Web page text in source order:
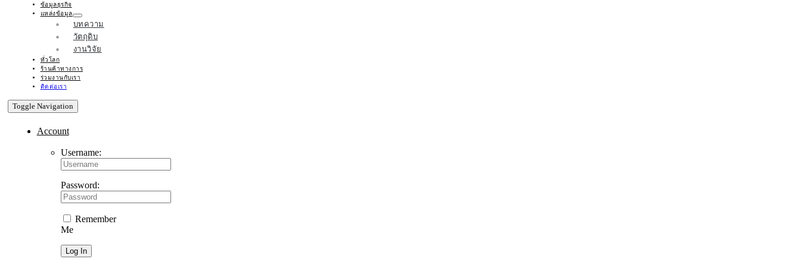
ข้อมูลธุรกิจ
แหล่งข้อมูล
บทความ
วัตถุดิบ
งานวิจัย
ทั่วโลก
ร้านค้าทางการ
ร่วมงานกับเรา
ติดต่อเรา
Toggle Navigation
Account
Username:
Password:
Remember
Me